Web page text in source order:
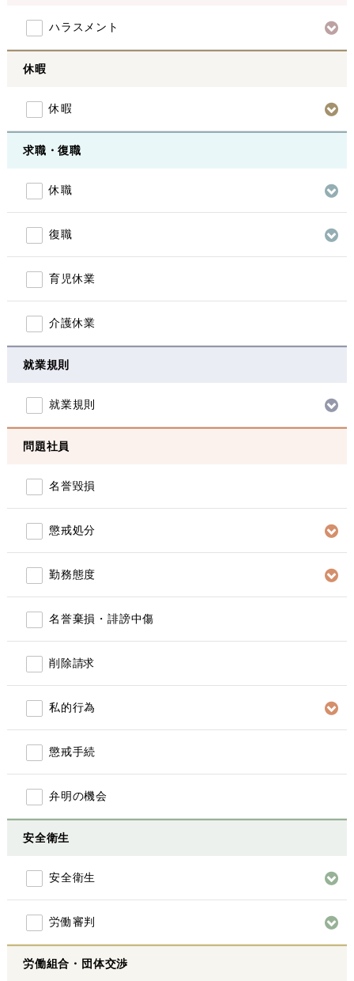
ハラスメント
休暇
休暇
求職・復職
休職
復職
育児休業
介護休業
就業規則
就業規則
問題社員
名誉毀損
懲戒処分
勤務態度
名誉棄損・誹謗中傷
削除請求
私的行為
懲戒手続
弁明の機会
安全衛生
安全衛生
労働審判
労働組合・団体交渉